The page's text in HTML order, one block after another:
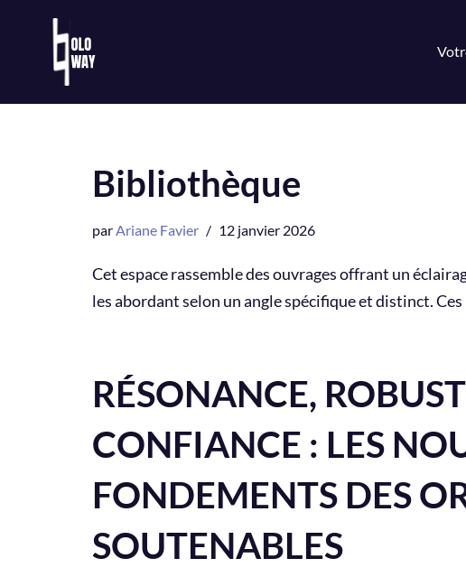
contenu
Bibliothèque
parAriane Favier 12 janvier 2026
Cet espace rassemble des ouvrages offrant un
les abordant selon un angle spécifique et distinct.
RÉSONANCE,
CONFIANCE : LES
FONDEMENTS DES
SOUTENABLES